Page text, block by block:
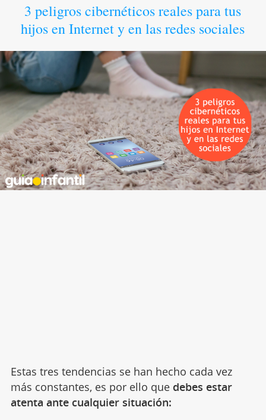
3 peligros cibernéticos reales para tus
hijos en Internet y en las redes sociales
Estas tres tendencias se han hecho cada vez
más constantes, es por ello que debes estar
atenta ante cualquier situación: